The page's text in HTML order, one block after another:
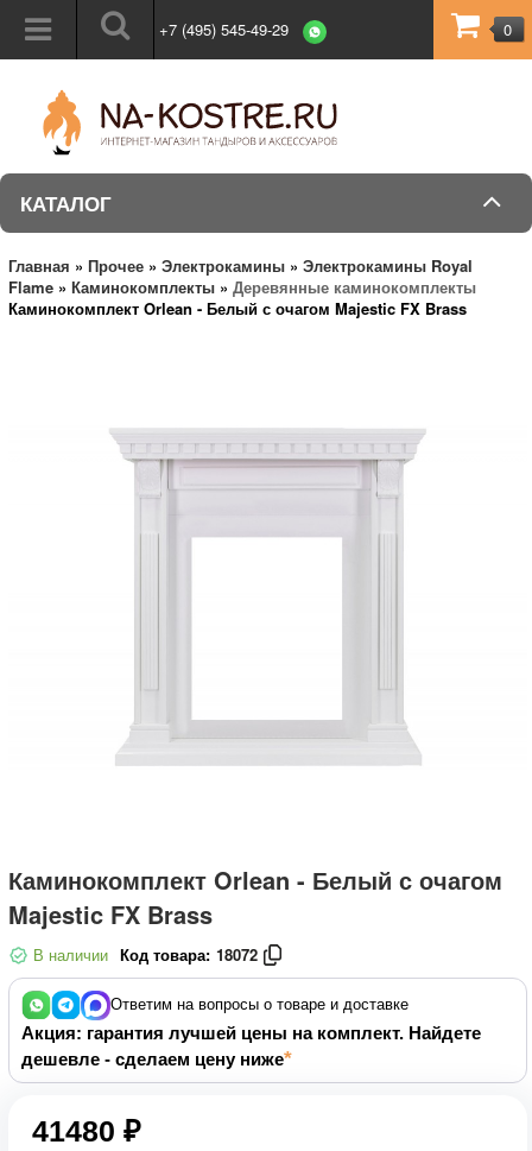
+7 (495) 545-49-29 0
КАТАЛОГ
Главная » Прочее » Электрокамины » Электрокамины Royal
Flame » Каминокомплекты » Деревянные каминокомплекты
Каминокомплект Orlean - Белый с очагом Majestic FX Brass
Каминокомплект Orlean - Белый с очагом
Majestic FX Brass
В наличии Код товара: 18072
Ответим на вопросы о товаре и доставке
Акция: гарантия лучшей цены на комплект. Найдете
дешевле - сделаем цену ниже
41480 ₽